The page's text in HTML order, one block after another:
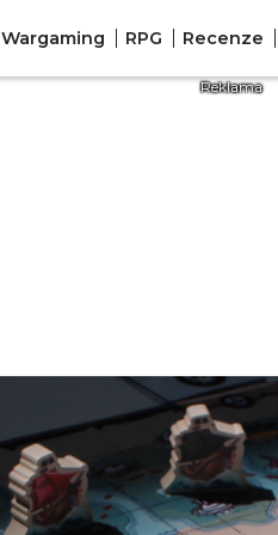
Wargaming RPG Recenze